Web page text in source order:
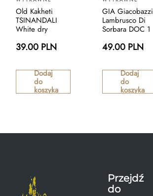
Old Kakheti
TSINANDALI
White dry
39.00 PLN
Dodaj
do
koszyka
GIA Giacobazzi
Lambrusco Di
Sorbara DOC 1
49.00 PLN
Dodaj
do
koszyka
Przejdź
do